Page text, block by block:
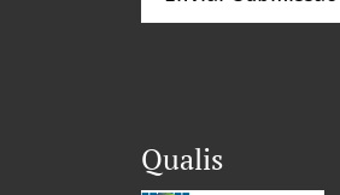
Qualis